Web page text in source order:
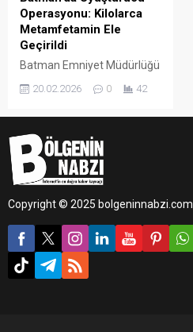
Operasyonu: Kilolarca
Metamfetamin Ele
Geçirildi
Batman Emniyet Müdürlüğü
başarılı operasyonda, kente
maddesi ele geçirildi. Olayla
ilgili gözaltına alınan bir kişi
tutuklandı.
20.02.2026 0 42
Copyright © 2025 bolgeninnabzi.com